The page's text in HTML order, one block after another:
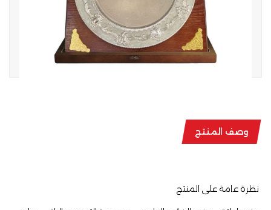
وصف المنتج
نظرة عامة على المنتج